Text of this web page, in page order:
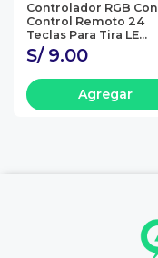
Controlador RGB Con
Control Remoto 24
Teclas Para Tira LE...
S/ 9.00
Agregar